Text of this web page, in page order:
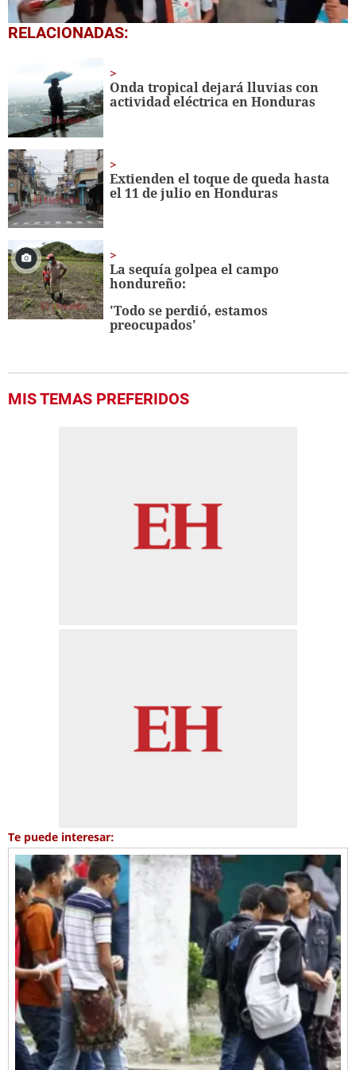
0
seconds
minute,
seconds
RELACIONADAS:
Onda tropical dejará lluvias con
actividad eléctrica en Honduras
Extienden el toque de queda hasta
el 11 de julio en Honduras
La sequía golpea el campo
hondureño:
'Todo se perdió, estamos
preocupados'
MIS TEMAS PREFERIDOS
Te puede interesar: